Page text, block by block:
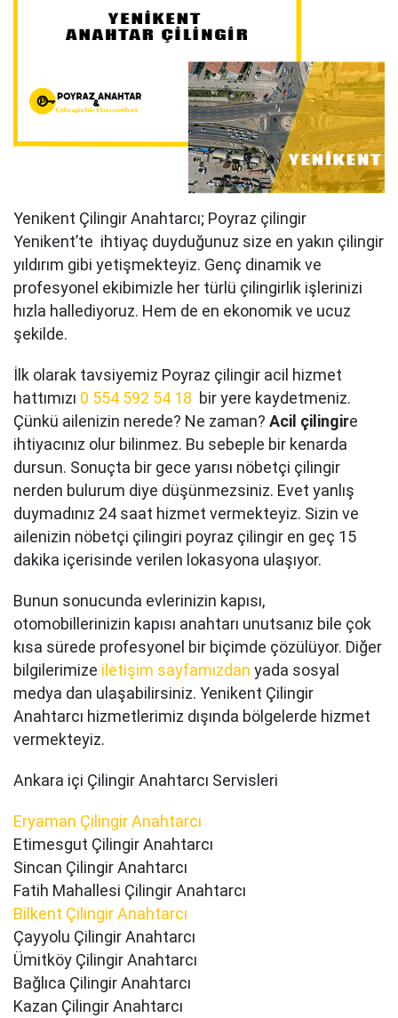
Yenikent Çilingir Anahtarcı; Poyraz çilingir
Yenikent’te ihtiyaç duyduğunuz size en yakın çilingir
yıldırım gibi yetişmekteyiz. Genç dinamik ve
profesyonel ekibimizle her türlü çilingirlik işlerinizi
hızla hallediyoruz. Hem de en ekonomik ve ucuz
şekilde.
İlk olarak tavsiyemiz Poyraz çilingir acil hizmet
hattımızı 0 554 592 54 18 bir yere kaydetmeniz.
Çünkü ailenizin nerede? Ne zaman? Acil çilingire
ihtiyacınız olur bilinmez. Bu sebeple bir kenarda
dursun. Sonuçta bir gece yarısı nöbetçi çilingir
nerden bulurum diye düşünmezsiniz. Evet yanlış
duymadınız 24 saat hizmet vermekteyiz. Sizin ve
ailenizin nöbetçi çilingiri poyraz çilingir en geç 15
dakika içerisinde verilen lokasyona ulaşıyor.
Bunun sonucunda evlerinizin kapısı,
otomobillerinizin kapısı anahtarı unutsanız bile çok
kısa sürede profesyonel bir biçimde çözülüyor. Diğer
bilgilerimize iletişim sayfamızdan yada sosyal
medya dan ulaşabilirsiniz. Yenikent Çilingir
Anahtarcı hizmetlerimiz dışında bölgelerde hizmet
vermekteyiz.
Ankara içi Çilingir Anahtarcı Servisleri
Eryaman Çilingir Anahtarcı
Etimesgut Çilingir Anahtarcı
Sincan Çilingir Anahtarcı
Fatih Mahallesi Çilingir Anahtarcı
Bilkent Çilingir Anahtarcı
Çayyolu Çilingir Anahtarcı
Ümitköy Çilingir Anahtarcı
Bağlıca Çilingir Anahtarcı
Kazan Çilingir Anahtarcı